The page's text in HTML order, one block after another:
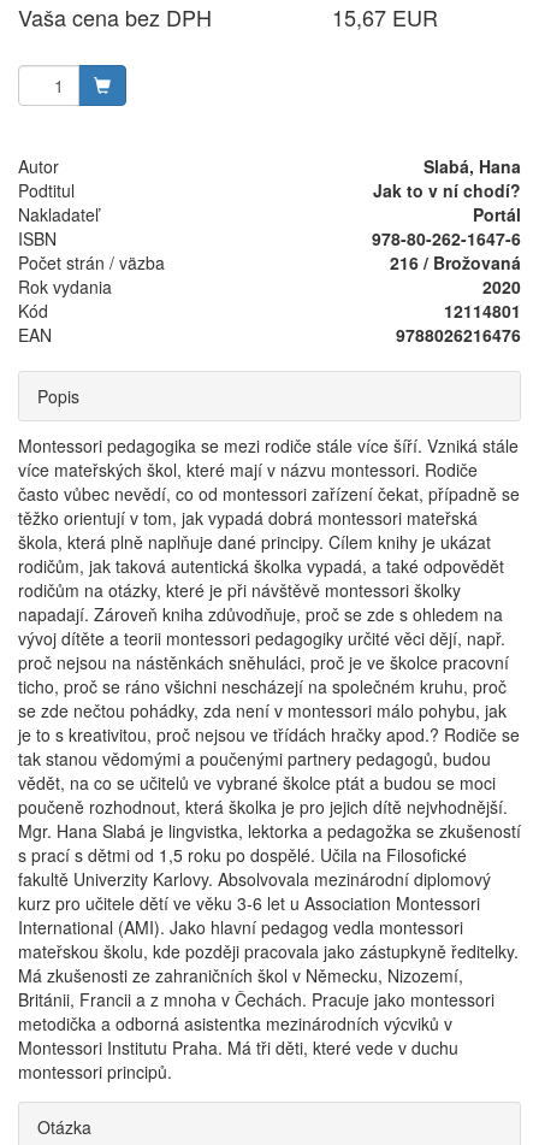
Vaša cena bez DPH
15,67 EUR
Autor
Slabá, Hana
Podtitul
Jak to v ní chodí?
Nakladateľ
Portál
ISBN
978-80-262-1647-6
Počet strán / väzba
216 / Brožovaná
Rok vydania
2020
Kód
12114801
EAN
9788026216476
Popis
Montessori pedagogika se mezi rodiče stále více šíří. Vzniká stále
více mateřských škol, které mají v názvu montessori. Rodiče
často vůbec nevědí, co od montessori zařízení čekat, případně se
těžko orientují v tom, jak vypadá dobrá montessori mateřská
škola, která plně naplňuje dané principy. Cílem knihy je ukázat
rodičům, jak taková autentická školka vypadá, a také odpovědět
rodičům na otázky, které je při návštěvě montessori školky
napadají. Zároveň kniha zdůvodňuje, proč se zde s ohledem na
vývoj dítěte a teorii montessori pedagogiky určité věci dějí, např.
proč nejsou na nástěnkách sněhuláci, proč je ve školce pracovní
ticho, proč se ráno všichni nescházejí na společném kruhu, proč
se zde nečtou pohádky, zda není v montessori málo pohybu, jak
je to s kreativitou, proč nejsou ve třídách hračky apod.? Rodiče se
tak stanou vědomými a poučenými partnery pedagogů, budou
vědět, na co se učitelů ve vybrané školce ptát a budou se moci
poučeně rozhodnout, která školka je pro jejich dítě nejvhodnější.
Mgr. Hana Slabá je lingvistka, lektorka a pedagožka se zkušeností
s prací s dětmi od 1,5 roku po dospělé. Učila na Filosofické
fakultě Univerzity Karlovy. Absolvovala mezinárodní diplomový
kurz pro učitele dětí ve věku 3-6 let u Association Montessori
International (AMI). Jako hlavní pedagog vedla montessori
mateřskou školu, kde později pracovala jako zástupkyně ředitelky.
Má zkušenosti ze zahraničních škol v Německu, Nizozemí,
Británii, Francii a z mnoha v Čechách. Pracuje jako montessori
metodička a odborná asistentka mezinárodních výcviků v
Montessori Institutu Praha. Má tři děti, které vede v duchu
montessori principů.
Otázka